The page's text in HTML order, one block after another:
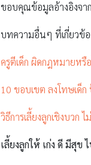
ขอบคุณข้อมูลอ้างอิงจา
บทความอื่นๆ ที่เกี่ยวข้อ
ครูตีเด็ก ผิดกฎหมายหรื
10 ขอบเขต ลงโทษเด็
วิธีการเลี้ยงลูกเชิงบวก
เลี้ยงลูกให้ เก่ง ดี มีสุข